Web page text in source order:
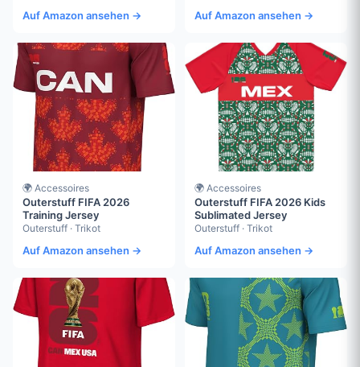
Auf Amazon ansehen → Auf Amazon ansehen →
🌍 Accessoires
Outerstuff FIFA 2026
Training Jersey
Outerstuff · Trikot
Auf Amazon ansehen →
🌍 Accessoires
Outerstuff FIFA 2026 Kids
Sublimated Jersey
Outerstuff · Trikot
Auf Amazon ansehen →